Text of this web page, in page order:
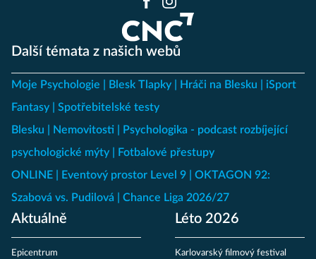
Další témata z našich webů
Moje Psychologie Blesk Tlapky Hráči na Blesku
iSport
Fantasy
Spotřebitelské testy
Blesku
Nemovitosti
Psychologika - podcast rozbíjející
psychologické mýty
Fotbalové přestupy
ONLINE
Eventový prostor Level 9
OKTAGON 92:
Szabová vs. Pudilová
Chance Liga 2026/27
Aktuálně
Epicentrum
Léto 2026
Karlovarský filmový festival